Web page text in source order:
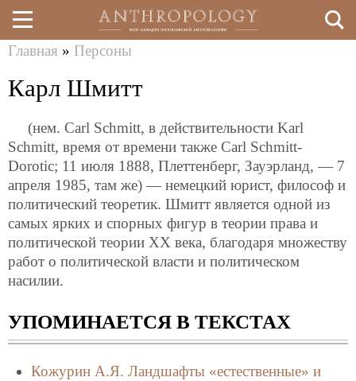
Перейти
к
содержанию
здесь
Главная » Персоны
Карл Шмитт
(нем. Carl Schmitt, в действительности Karl
Schmitt, время от времени также Carl Schmitt-
Dorotic; 11 июля 1888, Плеттенберг, Зауэрланд, — 7
апреля 1985, там же) — немецкий юрист, философ и
политический теоретик. Шмитт является одной из
самых ярких и спорных фигур в теории права и
политической теории ХХ века, благодаря множеству
работ о политической власти и политическом
насилии.
УПОМИНАЕТСЯ В ТЕКСТАХ
Кожурин А.Я. Ландшафты «естественные» и